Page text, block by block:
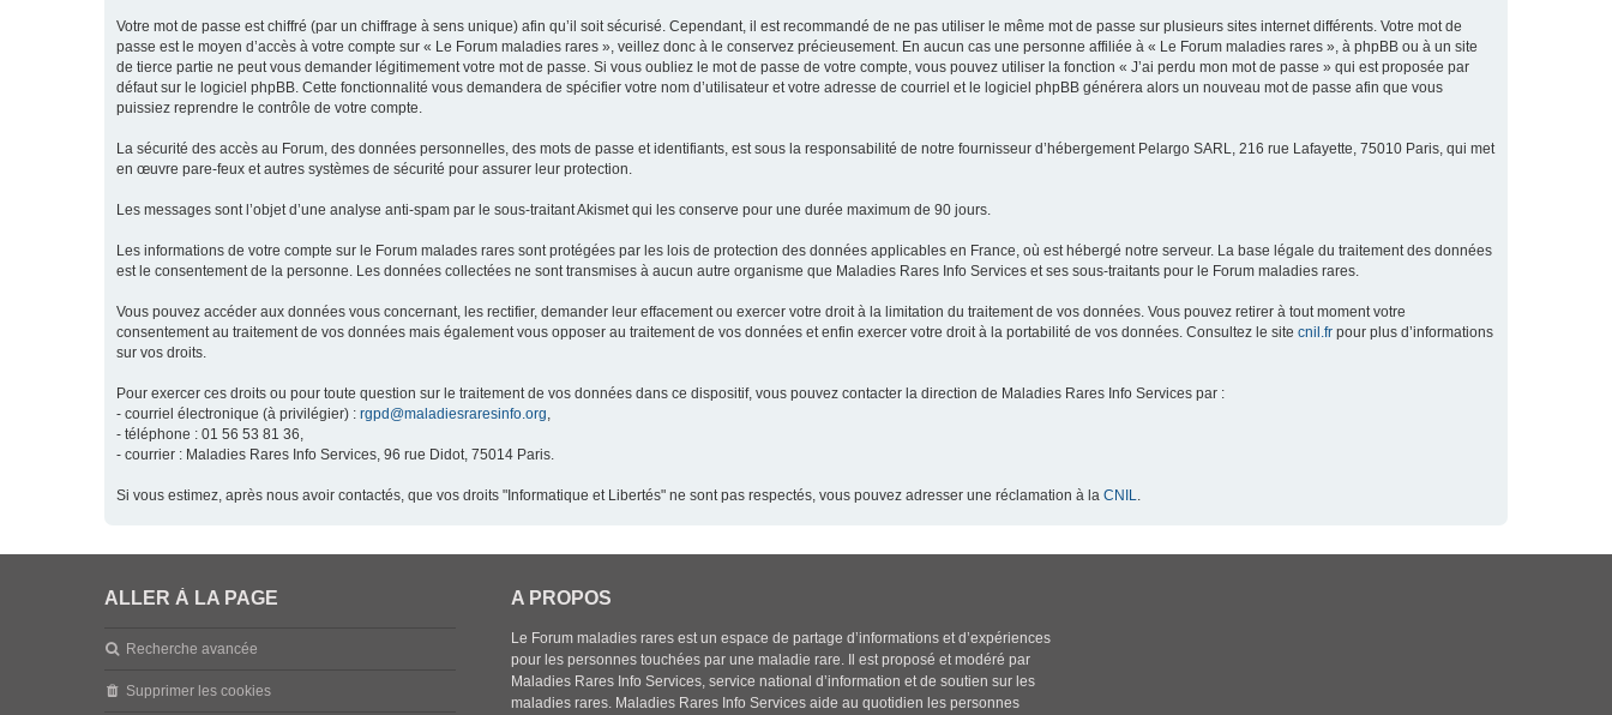
Votre mot de passe est chiffré (par un chiffrage à sens unique) afin qu’il soit sécurisé. Cependant, il est recommandé de ne pas utiliser le même mot de passe sur plusieurs sites internet différents. Votre mot de
passe est le moyen d’accès à votre compte sur « Le Forum maladies rares », veillez donc à le conservez précieusement. En aucun cas une personne affiliée à « Le Forum maladies rares », à phpBB ou à un site
de tierce partie ne peut vous demander légitimement votre mot de passe. Si vous oubliez le mot de passe de votre compte, vous pouvez utiliser la fonction « J’ai perdu mon mot de passe » qui est proposée par
défaut sur le logiciel phpBB. Cette fonctionnalité vous demandera de spécifier votre nom d’utilisateur et votre adresse de courriel et le logiciel phpBB générera alors un nouveau mot de passe afin que vous
puissiez reprendre le contrôle de votre compte.
La sécurité des accès au Forum, des données personnelles, des mots de passe et identifiants, est sous la responsabilité de notre fournisseur d’hébergement Pelargo SARL, 216 rue Lafayette, 75010 Paris, qui met
en œuvre pare-feux et autres systèmes de sécurité pour assurer leur protection.
Les messages sont l’objet d’une analyse anti-spam par le sous-traitant Akismet qui les conserve pour une durée maximum de 90 jours.
Les informations de votre compte sur le Forum malades rares sont protégées par les lois de protection des données applicables en France, où est hébergé notre serveur. La base légale du traitement des données
est le consentement de la personne. Les données collectées ne sont transmises à aucun autre organisme que Maladies Rares Info Services et ses sous-traitants pour le Forum maladies rares.
Vous pouvez accéder aux données vous concernant, les rectifier, demander leur effacement ou exercer votre droit à la limitation du traitement de vos données. Vous pouvez retirer à tout moment votre
consentement au traitement de vos données mais également vous opposer au traitement de vos données et enfin exercer votre droit à la portabilité de vos données. Consultez le site cnil.fr pour plus d’informations
sur vos droits.
Pour exercer ces droits ou pour toute question sur le traitement de vos données dans ce dispositif, vous pouvez contacter la direction de Maladies Rares Info Services par :
- courriel électronique (à privilégier) : rgpd@maladiesraresinfo.org,
- téléphone : 01 56 53 81 36,
- courrier : Maladies Rares Info Services, 96 rue Didot, 75014 Paris.
Si vous estimez, après nous avoir contactés, que vos droits "Informatique et Libertés" ne sont pas respectés, vous pouvez adresser une réclamation à la CNIL.
ALLER À LA PAGE
Recherche avancée
Supprimer les cookies
A PROPOS
Le Forum maladies rares est un espace de partage d’informations et d’expériences
pour les personnes touchées par une maladie rare. Il est proposé et modéré par
Maladies Rares Info Services, service national d’information et de soutien sur les
maladies rares. Maladies Rares Info Services aide au quotidien les personnes